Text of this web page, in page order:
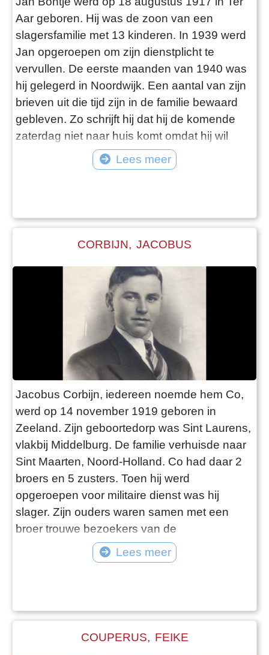
Aar geboren. Hij was de zoon van een
slagersfamilie met 13 kinderen. In 1939 werd
Jan opgeroepen om zijn dienstplicht te
vervullen. De eerste maanden van 1940 was
hij gelegerd in Noordwijk. Een aantal van zijn
brieven uit die tijd zijn in de familie bewaard
gebleven. Zo schrijft hij dat hij de komende
zaterdag niet naar huis komt omdat hij wil
helpen bij een Noordwijkse slager. En in
Noordwijk woont zijn vriendin Gré, dat zal ook
schrijft hij dat de spanning in
Lees meer
CORBIJN, JACOBUS
Jacobus Corbijn, iedereen noemde hem Co,
werd op 14 november 1919 geboren in
Zeeland. Zijn geboortedorp was Sint Laurens,
vlakbij Middelburg. De familie verhuisde naar
Sint Maarten, Noord-Holland. Co had daar 2
broers en 5 zusters. Toen hij werd
opgeroepen voor militaire dienst was hij
slager. Zijn ouders waren samen met een
broer trouwe bezoekers van de
herdenkingsdiensten die jaarlijks gehouden
werden in de Hervormde Kerk in Valkenburg.
Tussen zijn kameraden!”. Op 10 mei 1940
Lees meer
COUPERUS, FEIKE